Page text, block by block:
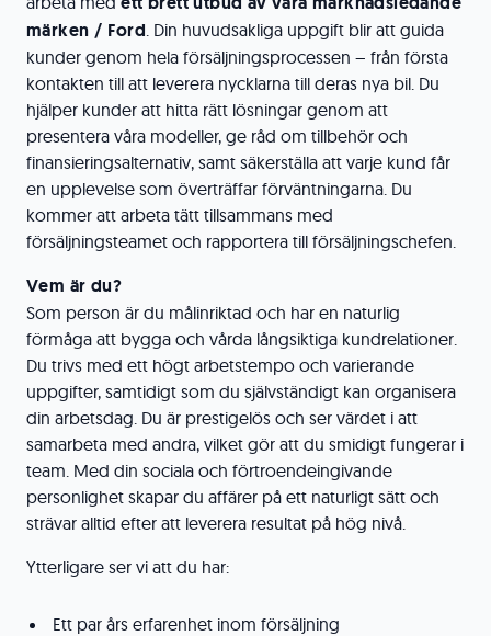
märken / Ford. Din huvudsakliga uppgift blir att guida
kunder genom hela försäljningsprocessen – från första
kontakten till att leverera nycklarna till deras nya bil. Du
hjälper kunder att hitta rätt lösningar genom att
presentera våra modeller, ge råd om tillbehör och
finansieringsalternativ, samt säkerställa att varje kund får
en upplevelse som överträffar förväntningarna. Du
kommer att arbeta tätt tillsammans med
försäljningsteamet och rapportera till försäljningschefen.
Vem är du?
Som person är du målinriktad och har en naturlig
förmåga att bygga och vårda långsiktiga kundrelationer.
Du trivs med ett högt arbetstempo och varierande
uppgifter, samtidigt som du självständigt kan organisera
din arbetsdag. Du är prestigelös och ser värdet i att
samarbeta med andra, vilket gör att du smidigt fungerar i
team. Med din sociala och förtroendeingivande
personlighet skapar du affärer på ett naturligt sätt och
strävar alltid efter att leverera resultat på hög nivå.
Ytterligare ser vi att du har:
Ett par års erfarenhet inom försäljning